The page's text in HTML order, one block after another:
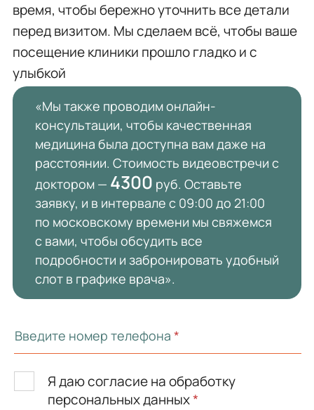
время, чтобы бережно уточнить все детали
перед визитом. Мы сделаем всё, чтобы ваше
посещение клиники прошло гладко и с
улыбкой
«Мы также проводим онлайн-
консультации, чтобы качественная
медицина была доступна вам даже на
расстоянии. Стоимость видеовстречи с
доктором — 4300 руб. Оставьте
заявку, и в интервале с 09:00 до 21:00
по московскому времени мы свяжемся
с вами, чтобы обсудить все
подробности и забронировать удобный
слот в графике врача».
Введите номер телефона*
Я даю согласие на обработку
персональных данных*